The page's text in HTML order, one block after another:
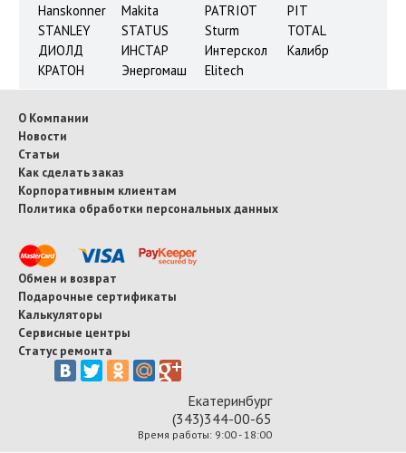
Hanskonner
Makita PATRIOT
PIT
STANLEY
STATUS Sturm
TOTAL
ДИОЛД
ИНСТАР Интерскол
Калибр
КРАТОН
Энергомаш Elitech
О Компании
Новости
Статьи
Как сделать заказ
Корпоративным клиентам
Политика обработки персональных данных
Обмен и возврат
Подарочные сертификаты
Калькуляторы
Сервисные центры
Статус ремонта
Екатеринбург
(343)344-00-65
Время работы: 9:00 - 18:00